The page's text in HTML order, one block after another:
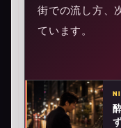
街での流し方、
ています。